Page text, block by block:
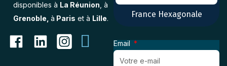
disponibles à La Réunion , à
Grenoble, à Paris et à Lille. France Hexagonale
Email